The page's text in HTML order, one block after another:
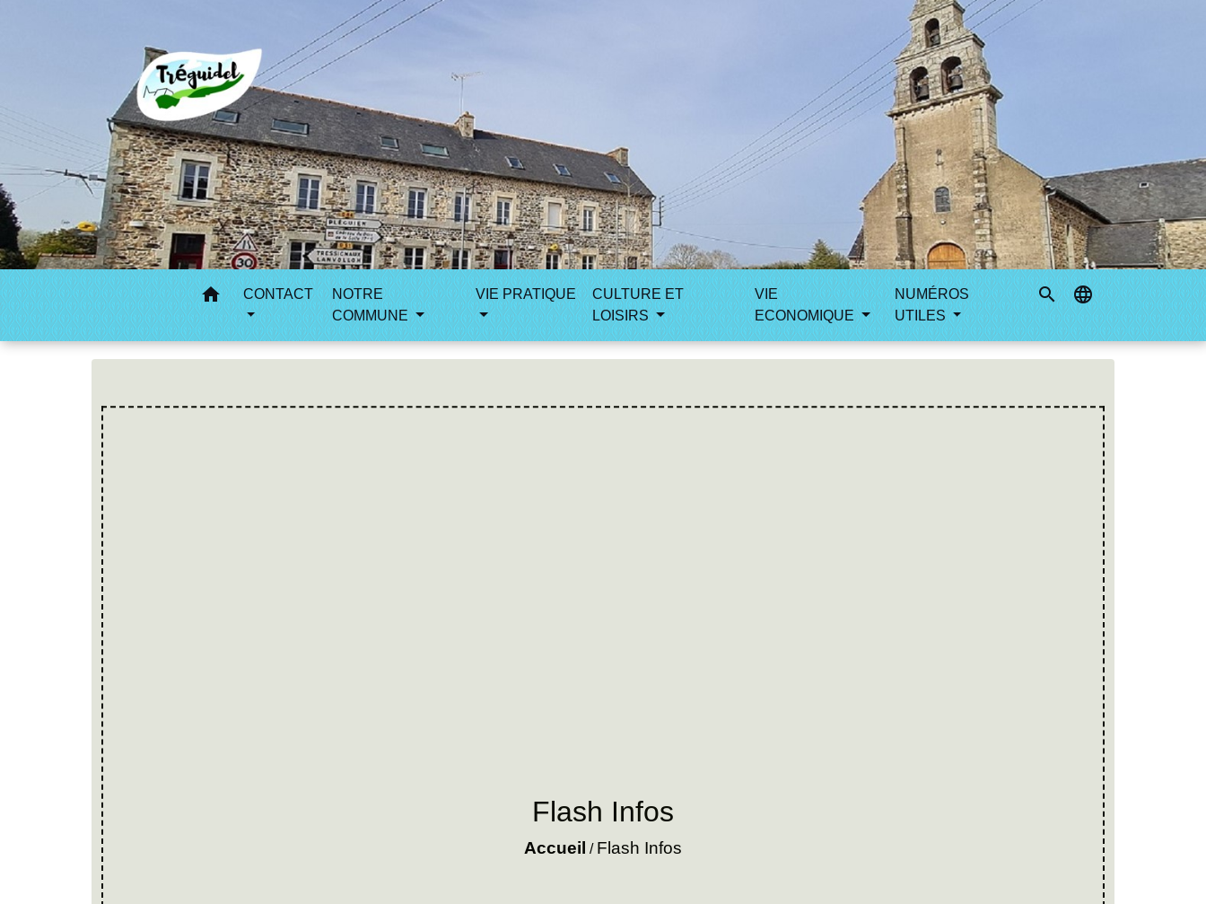
home CONTACT
NOTRE
COMMUNE
VIE PRATIQUE
CULTURE ET
LOISIRS
VIE
ECONOMIQUE
NUMÉROS
UTILES
search language
Flash Infos
Accueil / Flash Infos